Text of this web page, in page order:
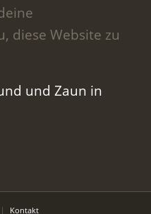
diese Website zu
und Zaun in
Kontakt